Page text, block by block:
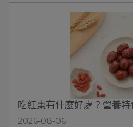
吃紅棗有什麼好處？營養
2026-08-06